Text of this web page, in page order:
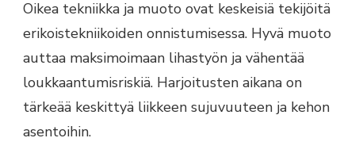
Oikea tekniikka ja muoto ovat keskeisiä tekijöitä
erikoistekniikoiden onnistumisessa. Hyvä muoto
auttaa maksimoimaan lihastyön ja vähentää
loukkaantumisriskiä. Harjoitusten aikana on
tärkeää keskittyä liikkeen sujuvuuteen ja kehon
asentoihin.